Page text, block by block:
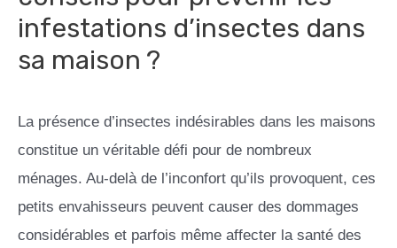
infestations d’insectes dans
sa maison ?
La présence d’insectes indésirables dans les maisons
constitue un véritable défi pour de nombreux
ménages. Au-delà de l’inconfort qu’ils provoquent, ces
petits envahisseurs peuvent causer des dommages
considérables et parfois même affecter la santé des